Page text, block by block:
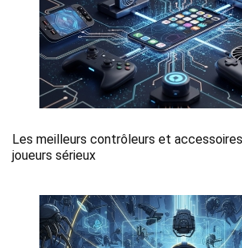
Les meilleurs contrôleurs et
joueurs sérieux